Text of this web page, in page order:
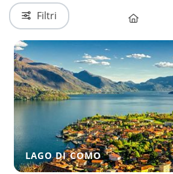
Filtri
LAGO DI COMO